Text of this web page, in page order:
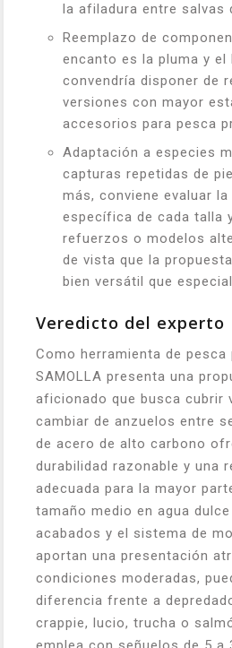
la afiladura entre salvas
Reemplazo de
encanto es la pluma y el
convendría disponer de
versiones con mayor
accesorios para pesca
Adaptación a especies
capturas repetidas de
más, conviene evaluar
específica de cada talla
refuerzos o modelos
de vista que la
bien versátil que
Veredicto del experto
Como herramienta de pesca
SAMOLLA presenta una
aficionado que busca cubrir
cambiar de anzuelos entre
de acero de alto carbono
durabilidad razonable y una
adecuada para la mayor
tamaño medio en agua
acabados y el sistema de
aportan una presentación
condiciones moderadas,
diferencia frente a
crappie, lucio, trucha o